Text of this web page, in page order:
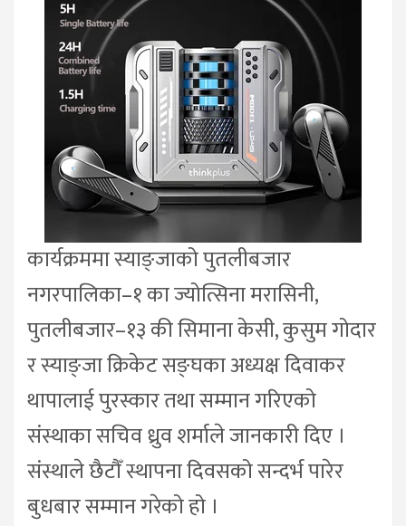
कार्यक्रममा स्याङ्जाको पुतलीबजार
नगरपालिका–१ का ज्योत्सिना मरासिनी,
पुतलीबजार–१३ की सिमाना केसी, कुसुम गोदार
र स्याङ्जा क्रिकेट सङ्घका अध्यक्ष दिवाकर
थापालाई पुरस्कार तथा सम्मान गरिएको
संस्थाका सचिव ध्रुव शर्माले जानकारी दिए ।
संस्थाले छैटौँ स्थापना दिवसको सन्दर्भ पारेर
बुधबार सम्मान गरेको हो ।